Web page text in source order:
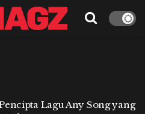
Lagu Any Song yang